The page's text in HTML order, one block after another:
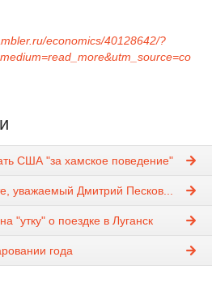
economics/40128642/?
США "за хамское поведение"
уважаемый Дмитрий Песков...
"утку" о поездке в Луганск
года